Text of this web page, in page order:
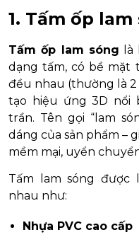
1. Tấm ốp
Tấm ốp lam sóng là
dạng tấm, có bề mặt
đều nhau (thường là 2
tạo hiệu ứng 3D nổi
trần. Tên gọi “lam
dáng của sản phẩm –
mềm mại, uyển
Tấm lam sóng
nhau như:
Nhựa PVC cao cấp